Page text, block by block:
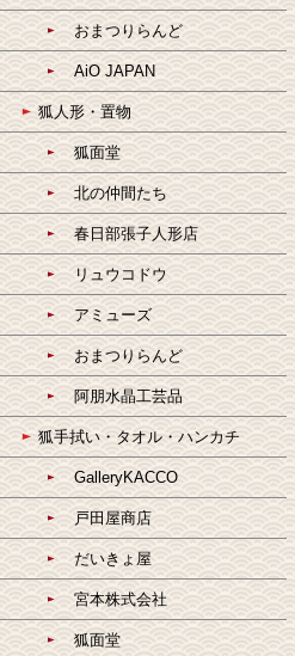
おまつりらんど
AiO JAPAN
狐人形・置物
狐面堂
北の仲間たち
春日部張子人形店
リュウコドウ
アミューズ
おまつりらんど
阿朋水晶工芸品
狐手拭い・タオル・ハンカチ
GalleryKACCO
戸田屋商店
だいきょ屋
宮本株式会社
狐面堂